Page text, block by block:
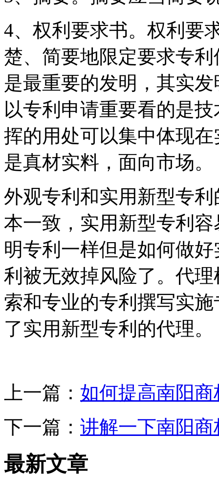
4、权利要求书。权利要
楚、简要地限定要求专
是最重要的发明，其实
以专利申请重要看的是
挥的用处可以集中体现
是真材实料，面向市场。
外观专利和实用新型专
本一致，实用新型专利
明专利一样但是如何做
利被无效掉风险了。代
索和专业的专利撰写实
了实用新型专利的代理。
上一篇： 如何提高南阳
下一篇： 讲解一下南阳
最新文章